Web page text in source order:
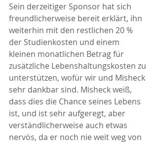
Sein derzeitiger Sponsor hat sich
freundlicherweise bereit erklärt, ihn
weiterhin mit den restlichen 20 %
der Studienkosten und einem
kleinen monatlichen Betrag für
zusätzliche Lebenshaltungskosten zu
unterstützen, wofür wir und Misheck
sehr dankbar sind. Misheck weiß,
dass dies die Chance seines Lebens
ist, und ist sehr aufgeregt, aber
verständlicherweise auch etwas
nervös, da er noch nie weit weg von